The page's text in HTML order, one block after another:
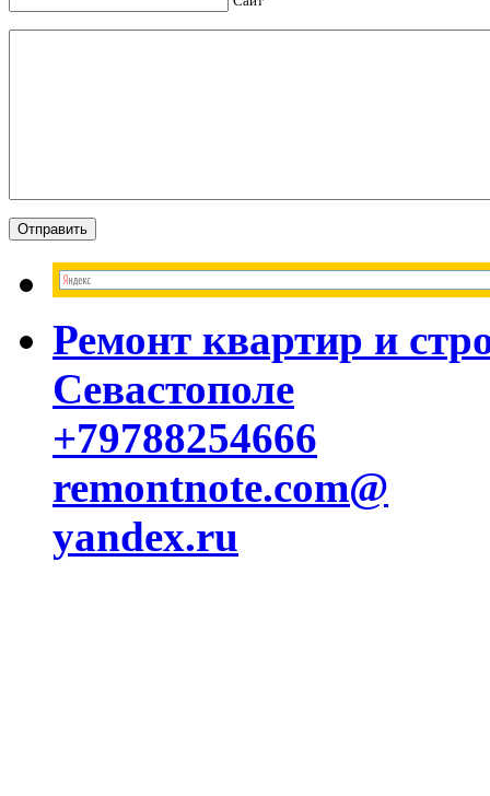
Ремонт квартир и
Севастополе
+79788254666
remontnote.com@
yandex.ru